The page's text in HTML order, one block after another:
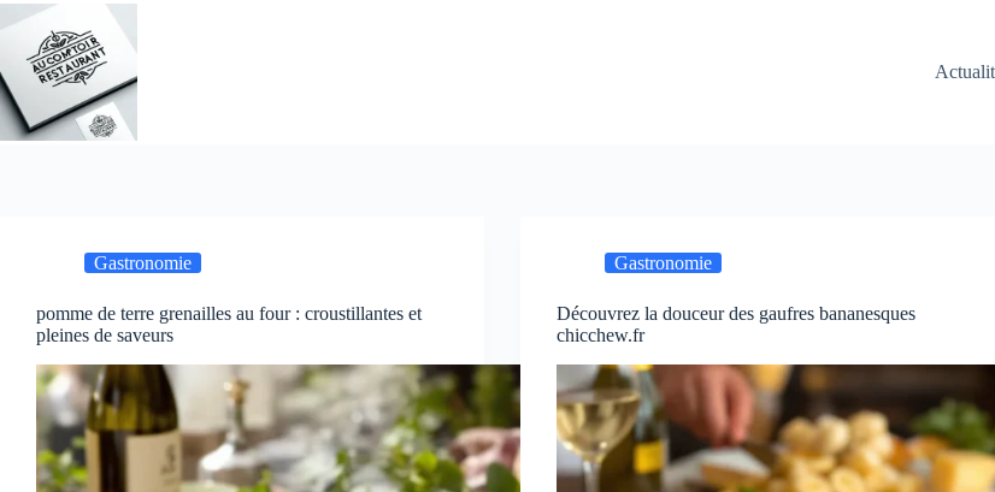
Passer
contenu
Gastronomie
pomme de terre grenailles au four : croustillantes et
pleines de saveurs
Gastronomie
Découvrez la douceur des gaufres bananesques
chicchew.fr